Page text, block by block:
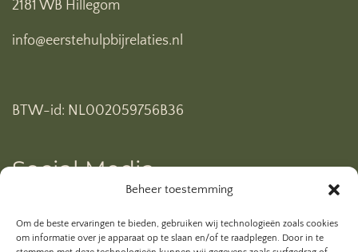
Beheer toestemming
Om de beste ervaringen te bieden, gebruiken wij technologieën zoals cookies
om informatie over je apparaat op te slaan en/of te raadplegen. Door in te
2181 WB Hillegom
info@eerstehulpbijrelaties.nl
BTW-id: NL002059756B36
Social Media
Ben je al geabonneerd op mijn YouTube kanaal? Klik
hieronder.